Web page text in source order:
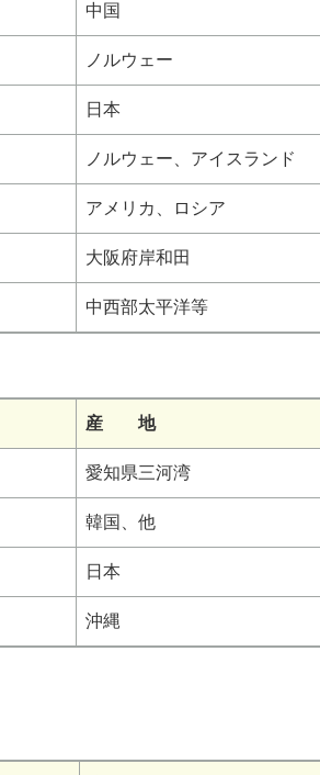
中国
ノルウェー
日本
ノルウェー、アイスランド
アメリカ、ロシア
大阪府岸和田
中西部太平洋等
産 地
愛知県三河湾
韓国、他
日本
沖縄